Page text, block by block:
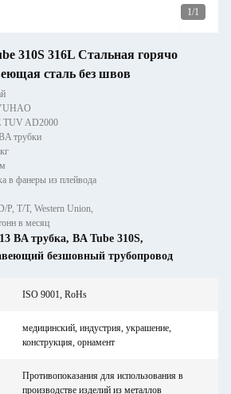
1/1
310S 316L Стальная горячо
сталь без швов
TUV AD2000
трубки
в фанеры из плейвода
P, T/T, Western Union,
в месяц
BA трубка, BA Tube 310S,
безшовный трубопровод
ISO 9001, RoHs
медицинский, индустрия, украшение,
конструкция, орнамент
Противопоказания для использования в
производстве изделий из металлов